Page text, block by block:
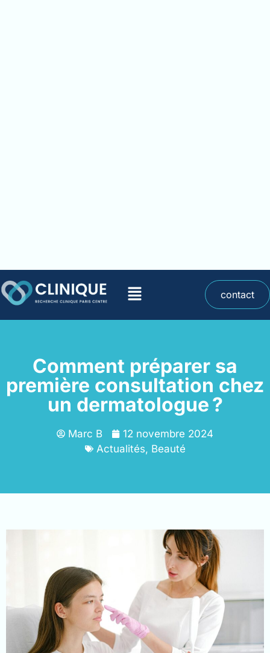
contact
Comment préparer sa
première consultation chez
un dermatologue ?
Marc B
12 novembre 2024
Actualités, Beauté